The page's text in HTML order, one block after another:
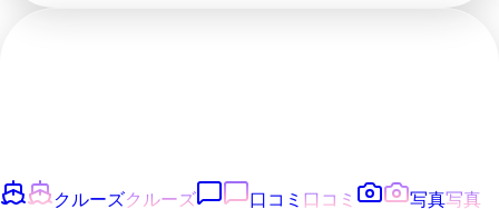
クルーズクルーズ 口コミ 口コミ 写真写真